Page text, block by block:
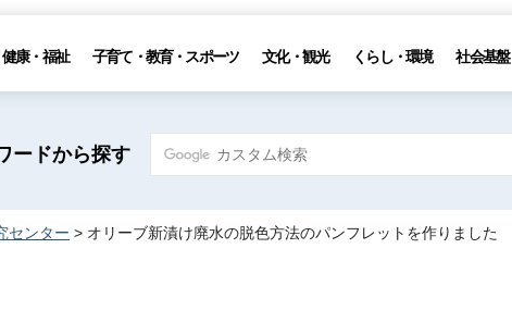
健康・福祉 子育て・教育・スポーツ 文化・観光 くらし・環境 社会基盤
ードから探す
センター > オリーブ新漬け廃水の脱色方法のパンフレットを作りました